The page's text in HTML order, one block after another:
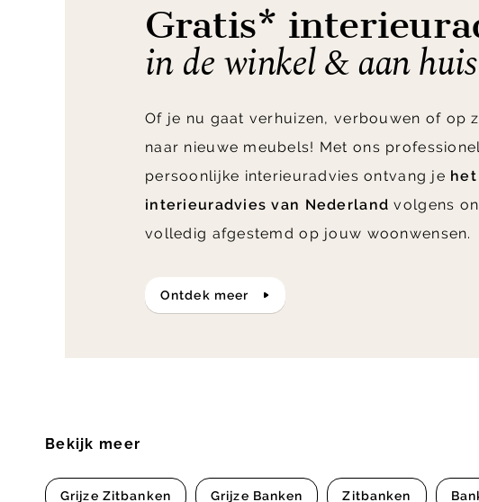
Gratis*
in de winkel & aan huis
Of je nu gaat verhuizen, verbouwen of op
naar nieuwe meubels! Met ons
persoonlijke interieuradvies ontvang je
interieuradvies van Nederland volgens
volledig afgestemd op jouw woonwensen.
ontdek meer
Bekijk meer
Grijze Zitbanken Grijze Banken Zitbanken